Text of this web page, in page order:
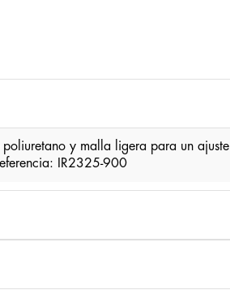
y malla ligera para un ajuste
IR2325-900